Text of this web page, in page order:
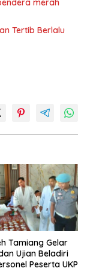
merah
Tertib Berlalu
Tamiang Gelar
Ujian Beladiri
Peserta UKP